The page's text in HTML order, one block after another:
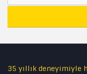
35 yıllık deneyimiyle